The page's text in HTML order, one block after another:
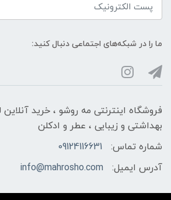
ما را در شبکه‌های اجتماعی دنبال کنید:
فروشگاه اینترنتی مه‌ رو‌شو ، خرید آنلاین
بهداشتی و زیبایی ، عطر و ادکلن
شماره تماس:
09124116631
آدرس ایمیل:
info@mahrosho.com